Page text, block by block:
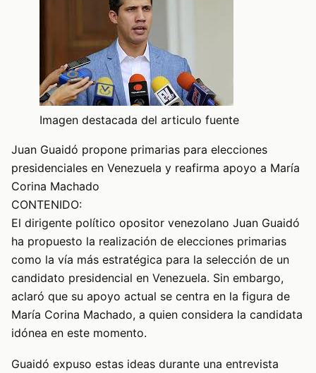
Imagen destacada del articulo fuente
Juan Guaidó propone primarias para elecciones
presidenciales en Venezuela y reafirma apoyo a María
Corina Machado
CONTENIDO:
El dirigente político opositor venezolano Juan Guaidó
ha propuesto la realización de elecciones primarias
como la vía más estratégica para la selección de un
candidato presidencial en Venezuela. Sin embargo,
aclaró que su apoyo actual se centra en la figura de
María Corina Machado, a quien considera la candidata
idónea en este momento.
Guaidó expuso estas ideas durante una entrevista